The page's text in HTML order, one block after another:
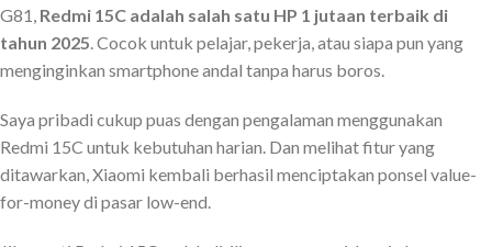
G81, Redmi 15C adalah salah satu HP 1 jutaan terbaik di
tahun 2025 . Cocok untuk pelajar, pekerja, atau siapa pun yang
menginginkan smartphone andal tanpa harus boros.
Saya pribadi cukup puas dengan pengalaman menggunakan
Redmi 15C untuk kebutuhan harian. Dan melihat fitur yang
ditawarkan, Xiaomi kembali berhasil menciptakan ponsel value-
for-money di pasar low-end.